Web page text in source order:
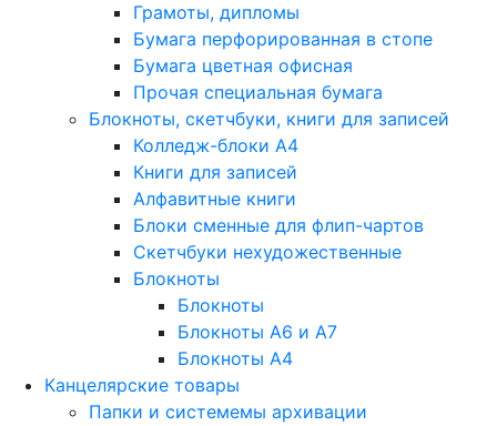
Грамоты, дипломы
Бумага перфорированная в стопе
Бумага цветная офисная
Прочая специальная бумага
Блокноты, скетчбуки, книги для записей
Колледж-блоки А4
Книги для записей
Алфавитные книги
Блоки сменные для флип-чартов
Скетчбуки нехудожественные
Блокноты
Блокноты
Блокноты A6 и A7
Блокноты A4
Канцелярские товары
Папки и системемы архивации